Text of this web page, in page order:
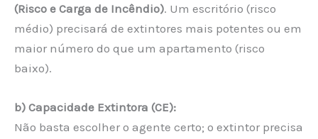
(Risco e Carga de Incêndio). Um escritório (risco
médio) precisará de extintores mais potentes ou em
maior número do que um apartamento (risco
baixo).
b) Capacidade Extintora (CE):
Não basta escolher o agente certo; o extintor precisa